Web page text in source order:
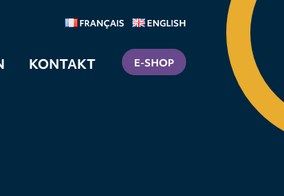
FRANÇAIS ENGLISH
KONTAKT E-SHOP